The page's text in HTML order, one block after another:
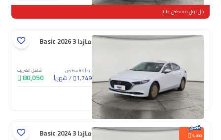
خل اول قسطين علينا
مازدا 3 Basic 2026
يبدأ القسط من
1,749
/شهرياً
شامل الضريبة
80,050
جديدة ملوحة
5,000 مازدا 3 Basic 2024